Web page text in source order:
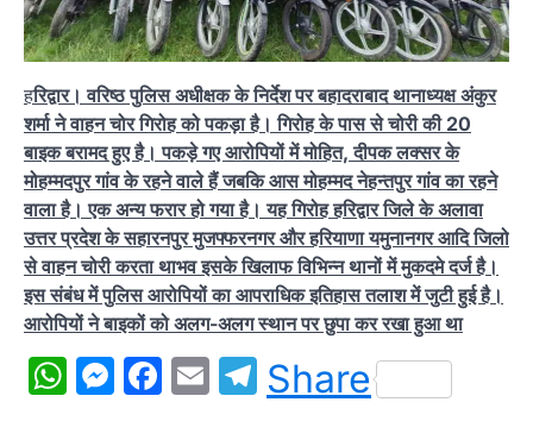
हरिद्वार। वरिष्ठ पुलिस अधीक्षक के निर्देश पर बहादराबाद थानाध्यक्ष अंकुर
शर्मा ने वाहन चोर गिरोह को पकड़ा है। गिरोह के पास से चोरी की 20
बाइक बरामद हुए है। पकड़े गए आरोपियों में मोहित, दीपक लक्सर के
मोहम्मदपुर गांव के रहने वाले हैं जबकि आस मोहम्मद नेहन्तपुर गांव का रहने
वाला है। एक अन्य फरार हो गया है। यह गिरोह हरिद्वार जिले के अलावा
उत्तर प्रदेश के सहारनपुर मुजफ्फरनगर और हरियाणा यमुनानगर आदि जिलो
से वाहन चोरी करता थाभव इसके खिलाफ विभिन्न थानों में मुकदमे दर्ज है।
इस संबंध में पुलिस आरोपियों का आपराधिक इतिहास तलाश में जुटी हुई है।
आरोपियों ने बाइकों को अलग-अलग स्थान पर छुपा कर रखा हुआ था
WhatsApp
Messenger
Facebook
EmailTelegram
Share